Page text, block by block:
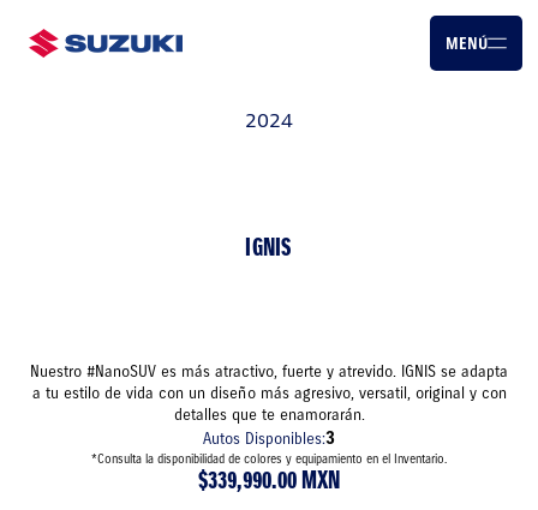
2024
IGNIS
Nuestro #NanoSUV es más atractivo, fuerte y atrevido. IGNIS se adapta
a tu estilo de vida con un diseño más agresivo, versatil, original y con
detalles que te enamorarán.
Autos Disponibles:3
*Consulta la disponibilidad de colores y equipamiento en el Inventario.
$339,990.00 MXN
MENÚ